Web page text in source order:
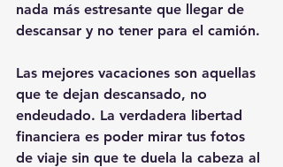
nada más estresante que llegar de
descansar y no tener para el camión.
Las mejores vacaciones son aquellas
que te dejan descansado, no
endeudado. La verdadera libertad
financiera es poder mirar tus fotos
de viaje sin que te duela la cabeza al